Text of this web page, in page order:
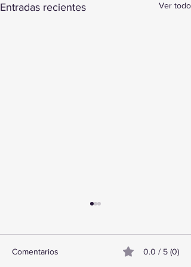
Entradas recientes Ver todo
Comentarios 0.0 / 5 (0)